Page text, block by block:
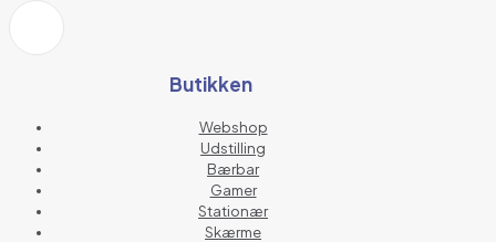
Butikken
Webshop
Udstilling
Bærbar
Gamer
Stationær
Skærme